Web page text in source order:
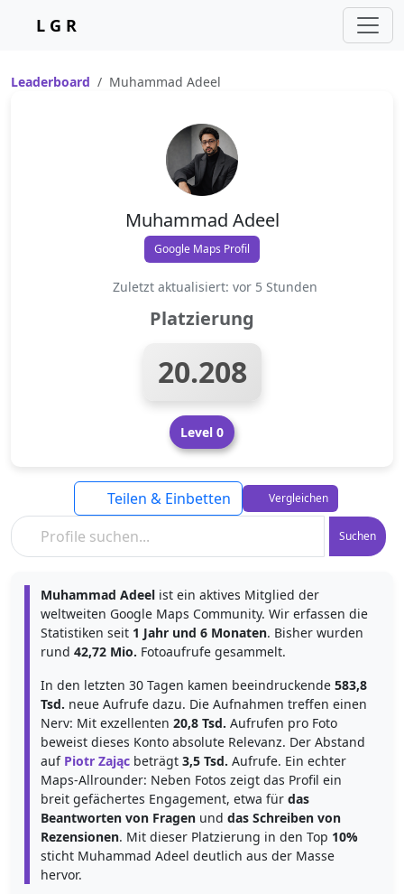
L G R
Leaderboard Muhammad Adeel
Muhammad Adeel
Google Maps Profil
Zuletzt aktualisiert: vor 5 Stunden
Platzierung
20.208
Level 0
Suchen
Teilen & Einbetten Vergleichen
Muhammad Adeel ist ein aktives Mitglied der
weltweiten Google Maps Community. Wir erfassen die
Statistiken seit 1 Jahr und 6 Monaten. Bisher wurden
rund 42,72 Mio. Fotoaufrufe gesammelt.
In den letzten 30 Tagen kamen beeindruckende 583,8
Tsd. neue Aufrufe dazu. Die Aufnahmen treffen einen
Nerv: Mit exzellenten 20,8 Tsd. Aufrufen pro Foto
beweist dieses Konto absolute Relevanz. Der Abstand
auf Piotr Zając beträgt 3,5 Tsd. Aufrufe. Ein echter
Maps-Allrounder: Neben Fotos zeigt das Profil ein
breit gefächertes Engagement, etwa für das
Beantworten von Fragen und das Schreiben von
Rezensionen. Mit dieser Platzierung in den Top 10%
sticht Muhammad Adeel deutlich aus der Masse
hervor.